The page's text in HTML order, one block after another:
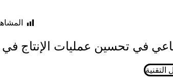
في تحسين عمليات الإنتاج في